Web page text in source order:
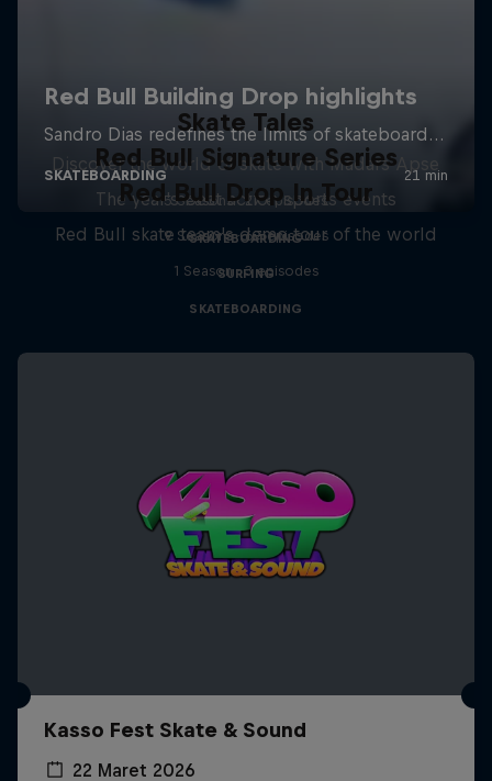
Skate Tales
Discover the world of skate with Madars Apse
5 Seasons · 27 episodes
SKATEBOARDING
Red Bull Signature Series
The year's best action sports events
9 Seasons · 67 episodes
SURFING
Red Bull Drop In Tour
Red Bull skate team's demo tour of the world
1 Season · 3 episodes
SKATEBOARDING
Kasso Fest Skate & Sound
22 Maret 2026